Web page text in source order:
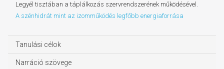
Legyél tisztában a táplálkozás szervrendszerének működésével.
A szénhidrát mint az izomműködés legfőbb energiaforrása
Tanulási célok
Narráció szövege